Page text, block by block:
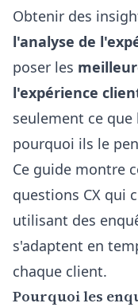
Obtenir des
l'analyse de
poser les
l'expérience
seulement ce
pourquoi ils le
Ce guide montre
questions CX qui
utilisant des
s'adaptent en
chaque client.
Pourquoi les